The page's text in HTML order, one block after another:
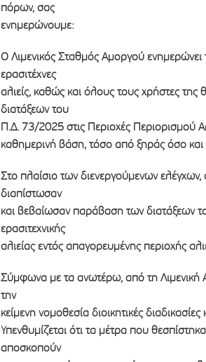
πόρων, σας
ενημερώνουμε:
Ο Λιμενικός Σταθμός Αμοργού ενημερώνει
ερασιτέχνες
αλιείς, καθώς και όλους τους χρήστες της
διατάξεων του
Π.Δ. 73/2025 στις Περιοχές Περιορισμού
καθημερινή βάση, τόσο από ξηράς όσο
Στο πλαίσιο των διενεργούμενων
διαπίστωσαν
και βεβαίωσαν παράβαση των διατάξεων
ερασιτεχνικής
αλιείας εντός απαγορευμένης περιοχής
Σύμφωνα με τα ανωτέρω, από τη Λιμενική
την
κείμενη νομοθεσία διοικητικές
Υπενθυμίζεται ότι τα μέτρα που
αποσκοπούν